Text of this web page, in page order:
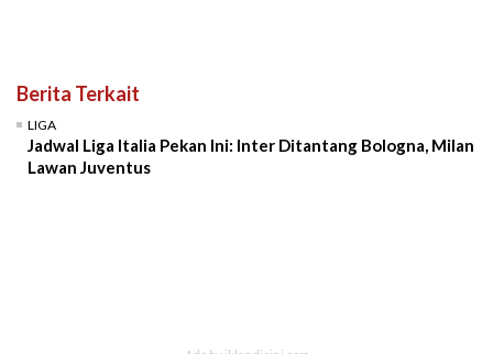
Berita Terkait
LIGA
Jadwal Liga Italia Pekan Ini: Inter Ditantang Bologna, Milan
Lawan Juventus